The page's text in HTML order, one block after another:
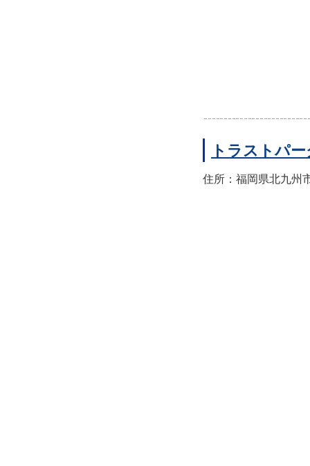
トラストパ
住所：福岡県北九州